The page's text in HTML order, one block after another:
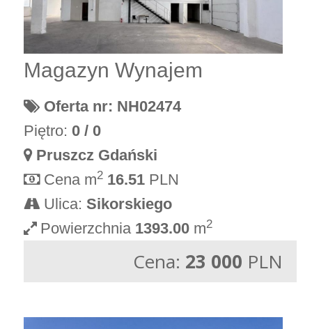
Magazyn Wynajem
Oferta nr: NH02474
Piętro: 0 / 0
Pruszcz Gdański
Cena m2 16.51 PLN
Ulica: Sikorskiego
Powierzchnia 1393.00 m2
Cena: 23 000 PLN